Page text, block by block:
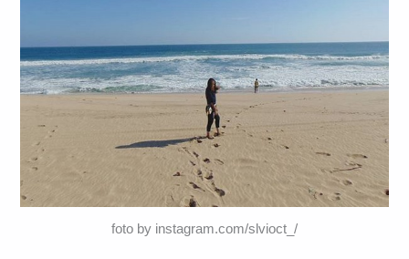
foto by instagram.com/slvioct_/